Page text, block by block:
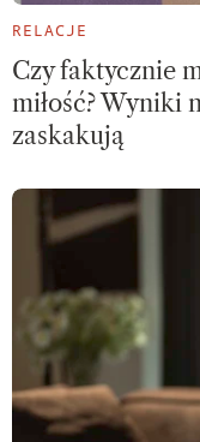
RELACJE
Czy faktycznie
miłość? Wyniki
zaskakują